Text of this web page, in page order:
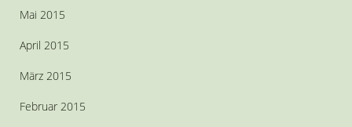
Mai 2015
April 2015
März 2015
Februar 2015